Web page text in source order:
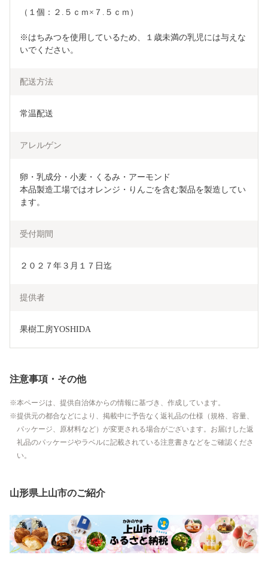
（１個：２.５ｃｍ×７.５ｃｍ）
※はちみつを使用しているため、１歳未満の乳児には与えな
いでください。
配送方法
常温配送
アレルゲン
卵・乳成分・小麦・くるみ・アーモンド
本品製造工場ではオレンジ・りんごを含む製品を製造してい
ます。
受付期間
２０２７年３月１７日迄
提供者
果樹工房YOSHIDA
注意事項・その他
本ページは、提供自治体からの情報に基づき、作成しています。
提供元の都合などにより、掲載中に予告なく返礼品の仕様（規格、容量、
パッケージ、原材料など）が変更される場合がございます。お届けした返
礼品のパッケージやラベルに記載されている注意書きなどをご確認くださ
い。
山形県上山市のご紹介